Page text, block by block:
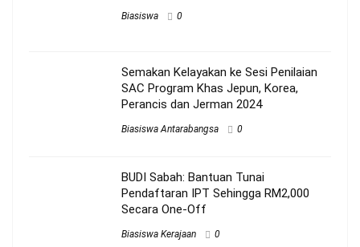
Biasiswa 0
Semakan Kelayakan ke Sesi Penilaian
SAC Program Khas Jepun, Korea,
Perancis dan Jerman 2024
Biasiswa Antarabangsa 0
BUDI Sabah: Bantuan Tunai
Pendaftaran IPT Sehingga RM2,000
Secara One-Off
Biasiswa Kerajaan 0